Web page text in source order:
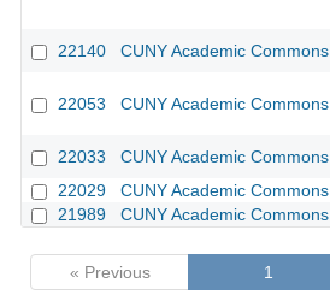
22140 CUNY Academic Commons
22053 CUNY Academic Commons
22033 CUNY Academic Commons
22029
CUNY Academic Commons
21989
CUNY Academic Commons
« Previous 1